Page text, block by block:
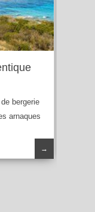
bergerie
arnaques
→